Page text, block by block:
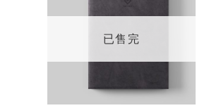
望輕
已售完